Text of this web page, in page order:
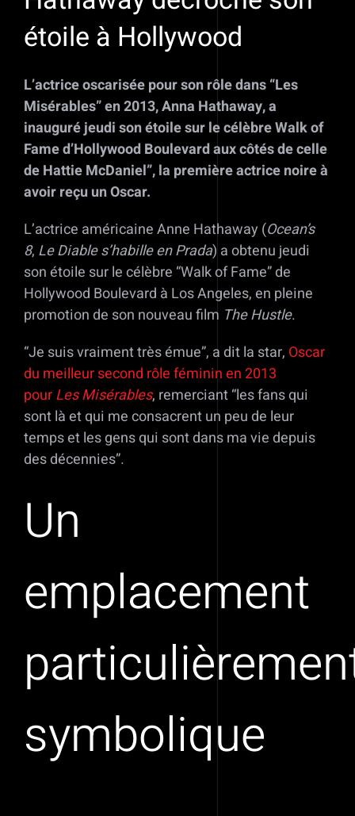
étoile à Hollywood
L’actrice oscarisée pour son rôle dans “Les
Misérables” en 2013, Anna Hathaway, a
inauguré jeudi son étoile sur le célèbre Walk of
Fame d’Hollywood Boulevard aux côtés de celle
de Hattie McDaniel”, la première actrice noire à
avoir reçu un Oscar.
L’actrice américaine Anne Hathaway (Ocean’s
8, Le Diable s’habille en Prada) a obtenu jeudi
son étoile sur le célèbre “Walk of Fame” de
Hollywood Boulevard à Los Angeles, en pleine
promotion de son nouveau film The Hustle.
“Je suis vraiment très émue”, a dit la star, Oscar
du meilleur second rôle féminin en 2013
pourLes Misérables, remerciant “les fans qui
sont là et qui me consacrent un peu de leur
temps et les gens qui sont dans ma vie depuis
des décennies”.
Un
emplacement
symbolique